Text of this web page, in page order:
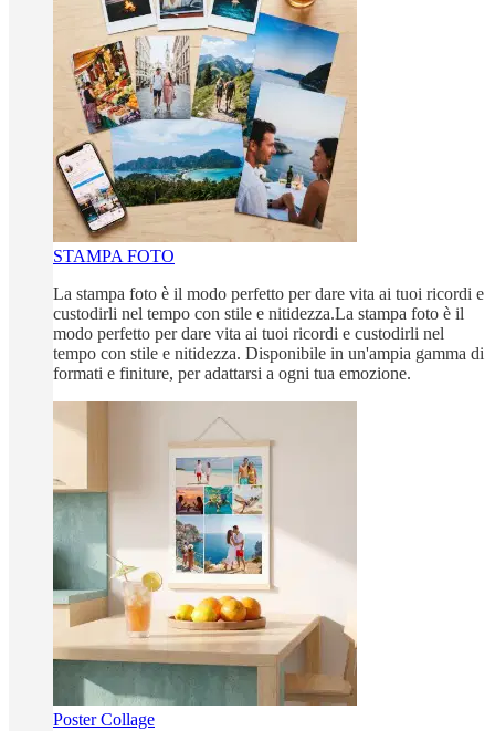
STAMPA FOTO
La stampa foto è il modo perfetto per dare vita ai tuoi ricordi e
custodirli nel tempo con stile e nitidezza.La stampa foto è il
modo perfetto per dare vita ai tuoi ricordi e custodirli nel
tempo con stile e nitidezza. Disponibile in un'ampia gamma di
formati e finiture, per adattarsi a ogni tua emozione.
Poster Collage